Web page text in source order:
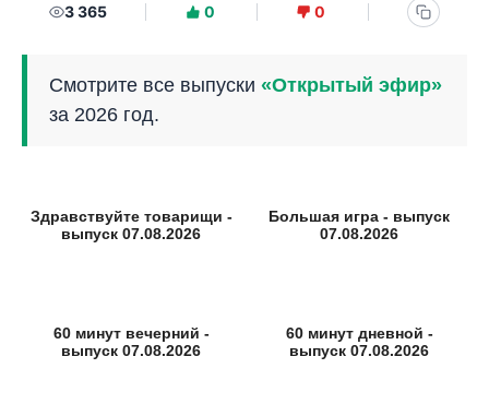
3 365 0 0
Смотрите все выпуски «Открытый эфир»
за 2026 год.
Здравствуйте товарищи -
выпуск 07.08.2026
Большая игра - выпуск
07.08.2026
60 минут вечерний -
выпуск 07.08.2026
60 минут дневной -
выпуск 07.08.2026